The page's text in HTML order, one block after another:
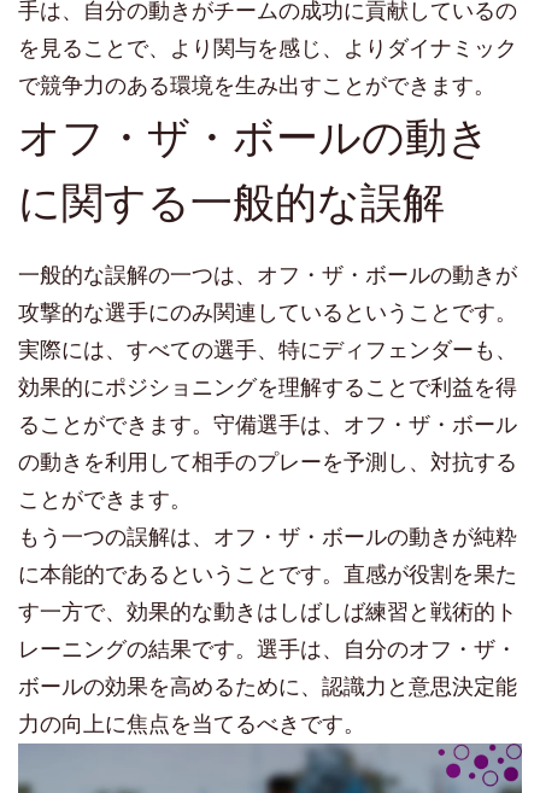
手は、自分の動きがチームの成功に貢献しているの
を見ることで、より関与を感じ、よりダイナミック
で競争力のある環境を生み出すことができます。
オフ・ザ・ボールの動き
に関する一般的な誤解
一般的な誤解の一つは、オフ・ザ・ボールの動きが
攻撃的な選手にのみ関連しているということです。
実際には、すべての選手、特にディフェンダーも、
効果的にポジショニングを理解することで利益を得
ることができます。守備選手は、オフ・ザ・ボール
の動きを利用して相手のプレーを予測し、対抗する
ことができます。
もう一つの誤解は、オフ・ザ・ボールの動きが純粋
に本能的であるということです。直感が役割を果た
す一方で、効果的な動きはしばしば練習と戦術的ト
レーニングの結果です。選手は、自分のオフ・ザ・
ボールの効果を高めるために、認識力と意思決定能
力の向上に焦点を当てるべきです。